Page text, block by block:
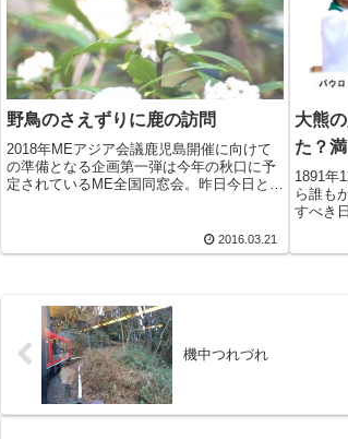
野鳥のさえずりに鹿の訪問
2018年MEアジア会議鹿児島開催に向けて
の準備となる企画第一弾は今年の秋口に予
定されているME全国同窓会。昨日今日と開
年後とはいえ、アジア１２ヶ国のME代表を
迎...
2016.03.21
大熊
た？
1891年
ら誰も
すべき
瀬の玄
機中つれづれ